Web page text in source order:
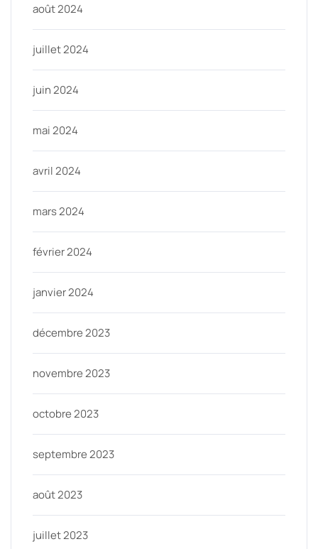
août 2024
juillet 2024
juin 2024
mai 2024
avril 2024
mars 2024
février 2024
janvier 2024
décembre 2023
novembre 2023
octobre 2023
septembre 2023
août 2023
juillet 2023